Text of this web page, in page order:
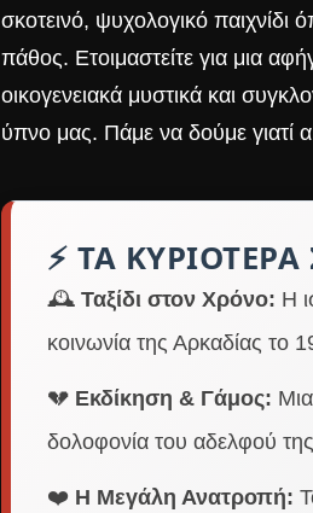
σκοτεινό, ψυχολογικό παιχνίδι
πάθος. Ετοιμαστείτε για μια
οικογενειακά μυστικά και
ύπνο μας. Πάμε να δούμε γιατί
⚡ ΤΑ
🕰️ Ταξίδι στον Χρόνο: Η
κοινωνία της Αρκαδίας το
💔 Εκδίκηση & Γάμος:
δολοφονία του αδελφού
❤️ Η Μεγάλη Ανατροπή: